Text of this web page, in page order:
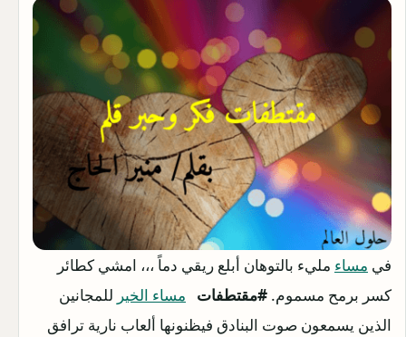
في مساء مليء بالتوهان أبلع ريقي دماً ،،، امشي كطائر
كسر برمح مسموم. #مقتطفات مساء الخير للمجانين
الذين يسمعون صوت البنادق فيظنونها ألعاب نارية ترافق